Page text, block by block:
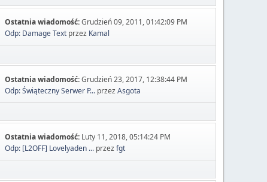
Ostatnia wiadomość:Grudzień 09, 2011, 01:42:09 PM
Odp: Damage Text przez Kamal
Ostatnia wiadomość:Grudzień 23, 2017, 12:38:44 PM
Odp: Świąteczny Serwer P... przezAsgota
Ostatnia wiadomość: Luty 11, 2018, 05:14:24 PM
Odp: [L2OFF] Lovelyaden ... przezfgt